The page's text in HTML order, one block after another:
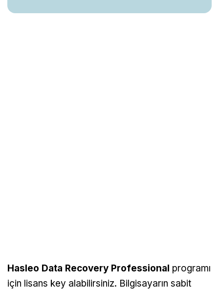
Hasleo Data Recovery Professional programı
için lisans key alabilirsiniz. Bilgisayarın sabit